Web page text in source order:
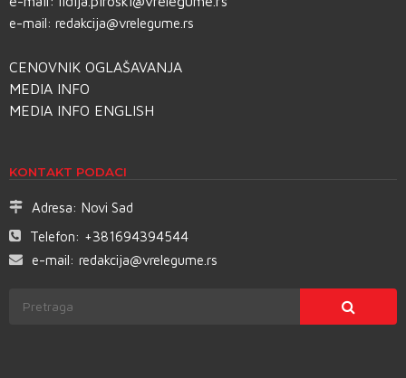
e-mail: redakcija@vrelegume.rs
CENOVNIK OGLAŠAVANJA
MEDIA INFO
MEDIA INFO ENGLISH
KONTAKT PODACI
Adresa: Novi Sad
Telefon: +381694394544
e-mail: redakcija@vrelegume.rs